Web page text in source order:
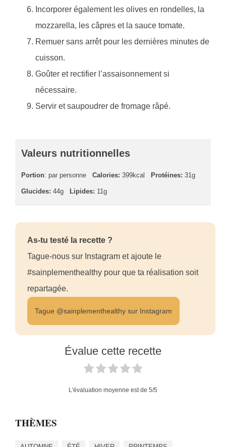
Incorporer également les olives en rondelles, la
mozzarella, les câpres et la sauce tomate.
Remuer sans arrêt pour les dernières minutes de
cuisson.
Goûter et rectifier l’assaisonnement si
nécessaire.
Servir et saupoudrer de fromage râpé.
Valeurs nutritionnelles
Portion: par personne Calories: 399kcal Protéines: 31g
Glucides: 44g Lipides: 11g
As-tu testé la recette ?
Tague-nous sur Instagram et ajoute le
#sainplementhealthy pour que ta réalisation soit
repartagée.
Tague @sainplementhealthy sur Instagram
Évalue cette recette
L'évaluation moyenne est de 5/5
THÈMES